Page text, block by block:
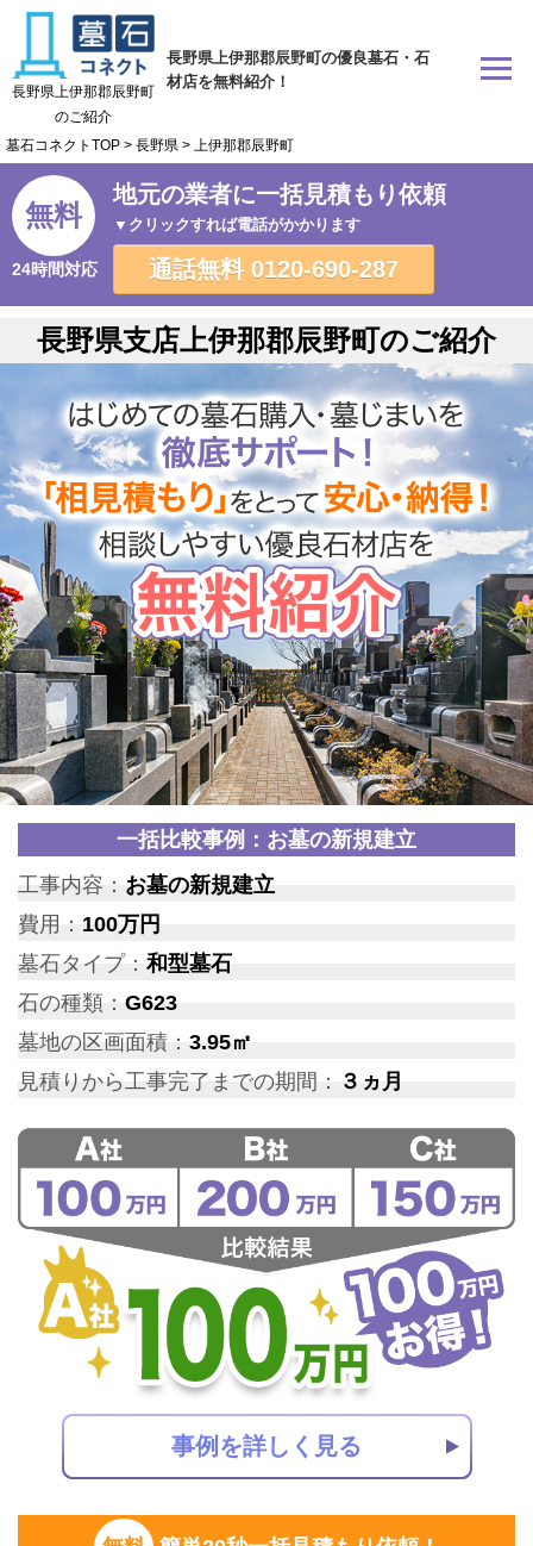
長野県上伊那郡辰野町の優良墓石・石
材店を無料紹介！
長野県上伊那郡辰野町
のご紹介
墓石コネクトTOP > 長野県 > 上伊那郡辰野町
無料
24時間対応
地元の業者に一括見積もり依頼
▼クリックすれば電話がかかります
通話無料 0120-690-287
長野県支店上伊那郡辰野町のご紹介
一括比較事例：お墓の新規建立
工事内容： お墓の新規建立
費用： 100万円
墓石タイプ：和型墓石
石の種類： G623
墓地の区画面積： 3.95㎡
見積りから工事完了までの期間： ３ヵ月
事例を詳しく見る